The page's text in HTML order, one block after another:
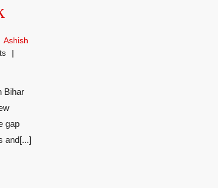
Teachers
Meeting
Bihar,
it’s
impact
Ashish
Bihar
gap
and[...]